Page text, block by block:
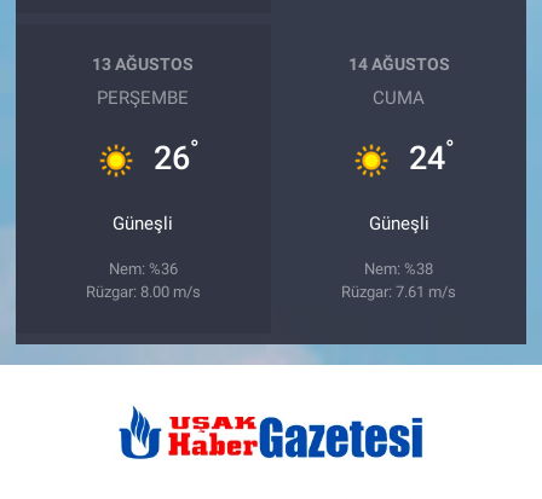
13 AĞUSTOS
PERŞEMBE
26°
Güneşli
Nem: %36
Rüzgar: 8.00 m/s
14 AĞUSTOS
CUMA
24°
Güneşli
Nem: %38
Rüzgar: 7.61 m/s